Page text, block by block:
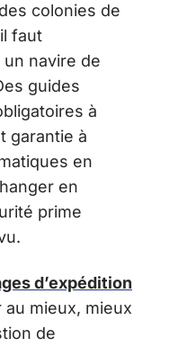
colonies de
faut
navire de
guides
à
garantie à
en
en
prime
d’expédition
au mieux, mieux
de